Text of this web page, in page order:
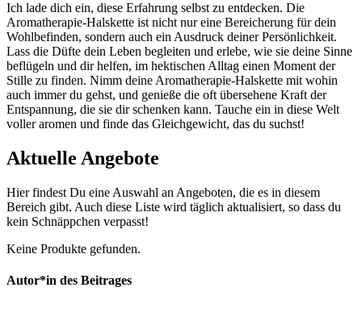
Ich lade dich ein, diese Erfahrung selbst zu entdecken. Die
Aromatherapie-Halskette ist‌ nicht nur​ eine ⁤Bereicherung für dein
Wohlbefinden, sondern auch ein Ausdruck deiner Persönlichkeit.
Lass die Düfte dein Leben begleiten und erlebe, wie sie​ deine Sinne
beflügeln und dir helfen, ⁢im hektischen Alltag einen Moment der
Stille zu finden. Nimm deine Aromatherapie-Halskette mit wohin
auch immer du gehst, und genieße die​ oft übersehene Kraft der
Entspannung, die sie dir schenken kann. Tauche ein in diese Welt
voller aromen und ⁣finde das Gleichgewicht, das du suchst!
Aktuelle Angebote
Hier findest Du eine Auswahl an Angeboten, die es in diesem
Bereich gibt. Auch diese Liste wird täglich aktualisiert, so dass du
kein Schnäppchen verpasst!
Keine Produkte gefunden.
Autor*in des Beitrages